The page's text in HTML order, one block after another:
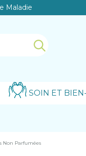
Maladie
SOIN ET
Non Parfumées